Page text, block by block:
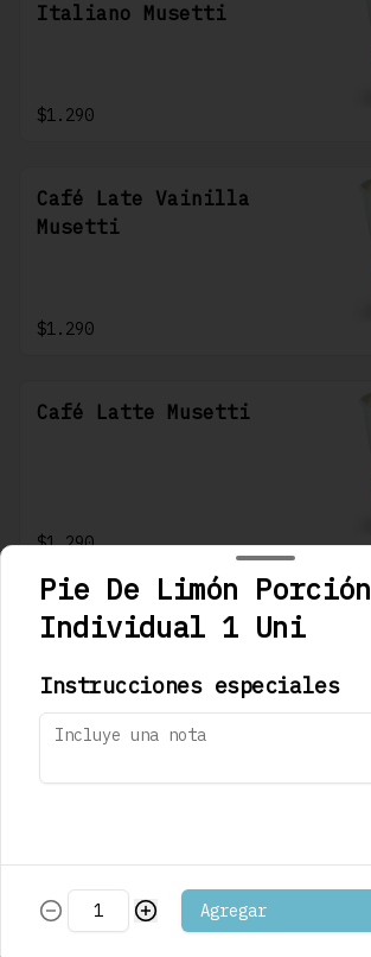
Italiano Musetti
$1.290
Café Late Vainilla
Musetti
$1.290
Café Latte Musetti
$1.290
Café Mocaccino
Vainilla Musetti
Pie De Limón Porción
Individual 1 Uni
Instrucciones especiales
Agregar